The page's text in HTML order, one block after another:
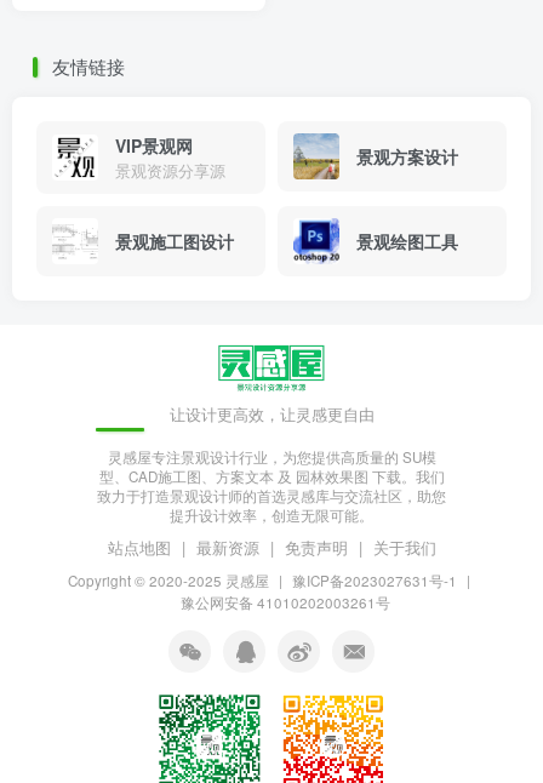
友情链接
VIP景观网
景观资源分享源
景观方案设计
景观施工图设计 景观绘图工具
让设计更高效，让灵感更自由
灵感屋专注景观设计行业，为您提供高质量的 SU模
型、CAD施工图、方案文本 及 园林效果图 下载。我们
致力于打造景观设计师的首选灵感库与交流社区，助您
提升设计效率，创造无限可能。
站点地图 | 最新资源 | 免责声明 | 关于我们
Copyright © 2020-2025 灵感屋 | 豫ICP备2023027631号-1
|
豫公网安备 41010202003261号